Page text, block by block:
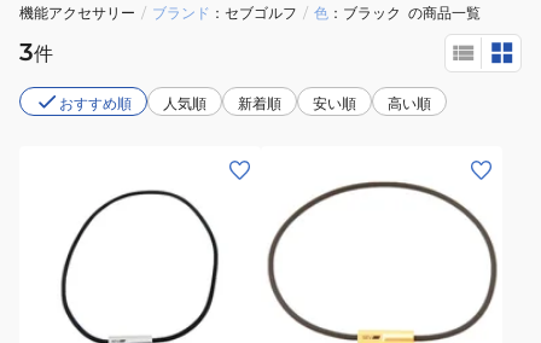
機能アクセサリー / ブランド セブゴルフ / 色 ブラック の商品一覧
3件
おすすめ順 人気順 新着順 安い順 高い順